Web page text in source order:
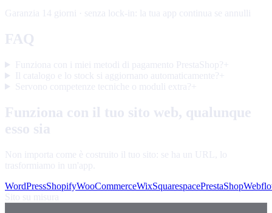
Garanzia 14 giorni · senza lock-in: la tua app continua se annulli
FAQ
Funziona con i miei metodi di pagamento PrestaShop? +
Il catalogo e lo stock si aggiornano automaticamente? +
Servono competenze tecniche o moduli extra? +
Funziona con il tuo sito web, qualunque
esso sia
Non importa come è costruito il tuo sito: se ha un URL, lo
trasformiamo in un'app.
WordPressShopifyWooCommerceWixSquarespacePrestaShop
Sito su misura